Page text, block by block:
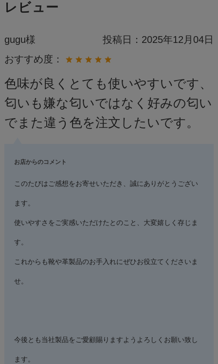
レビュー
gugu様 投稿日： 2025年12月04日
おすすめ度：
色味が良くとても使いやすいです、
匂いも嫌な匂いではなく好みの匂い
でまた違う色を注文したいです。
お店からのコメント
このたびはご感想をお寄せいただき、誠にありがとうござい
ます。
使いやすさをご実感いただけたとのこと、大変嬉しく存じま
す。
これからも靴や革製品のお手入れにぜひお役立てくださいま
せ。
今後とも当社製品をご愛顧賜りますようよろしくお願い致し
ます。